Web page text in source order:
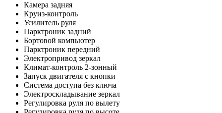
Камера задняя
Круиз-контроль
Усилитель руля
Парктроник задний
Бортовой компьютер
Парктроник передний
Электропривод зеркал
Климат-контроль 2-зонный
Запуск двигателя с кнопки
Система доступа без ключа
Электроскладывание зеркал
Регулировка руля по вылету